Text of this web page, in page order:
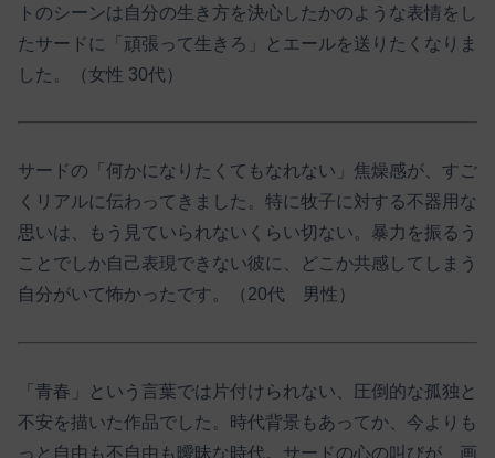
トのシーンは自分の生き方を決心したかのような表情をし
たサードに「頑張って生きろ」とエールを送りたくなりま
した。（女性 30代）
サードの「何かになりたくてもなれない」焦燥感が、すご
くリアルに伝わってきました。特に牧子に対する不器用な
思いは、もう見ていられないくらい切ない。暴力を振るう
ことでしか自己表現できない彼に、どこか共感してしまう
自分がいて怖かったです。（20代 男性）
「青春」という言葉では片付けられない、圧倒的な孤独と
不安を描いた作品でした。時代背景もあってか、今よりも
っと自由も不自由も曖昧な時代。サードの心の叫びが、画